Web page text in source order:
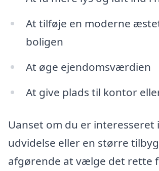
At tilføje en moderne
boligen
At øge ejendomsværdien
At give plads til kontor
Uanset om du er interesseret
udvidelse eller en større
afgørende at vælge det rette